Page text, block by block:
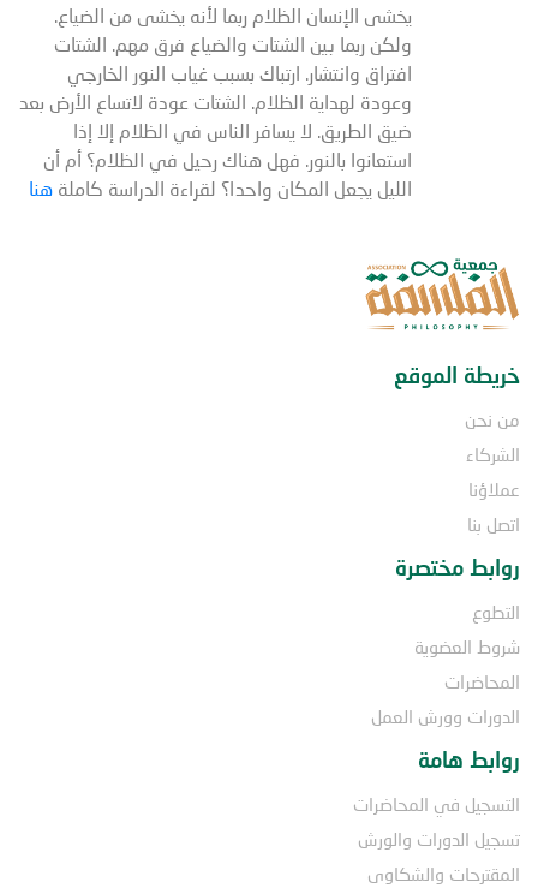
يخشى الإنسان الظلام ربما لأنه يخشى من الضياع.
ولكن ربما بين الشتات والضياع فرق مهم. الشتات
افتراق وانتشار. ارتباك بسبب غياب النور الخارجي
وعودة لهداية الظلام. الشتات عودة لاتساع الأرض بعد
ضيق الطريق. لا يسافر الناس في الظلام إلا إذا
استعانوا بالنور. فهل هناك رحيل في الظلام؟ أم أن
الليل يجعل المكان واحدا؟ لقراءة الدراسة كاملة هنا
خريطة الموقع
من نحن
الشركاء
عملاؤنا
اتصل بنا
روابط مختصرة
التطوع
شروط العضوية
المحاضرات
الدورات وورش العمل
روابط هامة
التسجيل في المحاضرات
تسجيل الدورات والورش
المقترحات والشكاوى